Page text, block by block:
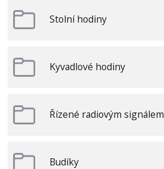
Stolní hodiny
Kyvadlové hodiny
Řízené radiovým signálem
Budíky